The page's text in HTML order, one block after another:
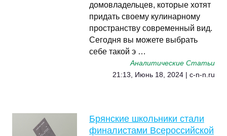
домовладельцев, которые хотят
придать своему кулинарному
пространству современный вид.
Сегодня вы можете выбрать
себе такой э …
Аналитические Статьи
21:13, Июнь 18, 2024 | c-n-n.ru
Брянские школьники стали
финалистами Всероссийской